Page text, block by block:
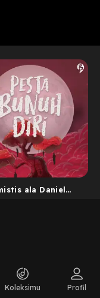
ala Daniel
Koleksimu Profil